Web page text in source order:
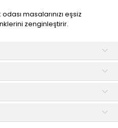
masalarınızı eşsiz
zenginleştirir.
bir hava katar.
hoş bir dekoratif aksesuar
bir ışık ve sıcaklık sağlar.